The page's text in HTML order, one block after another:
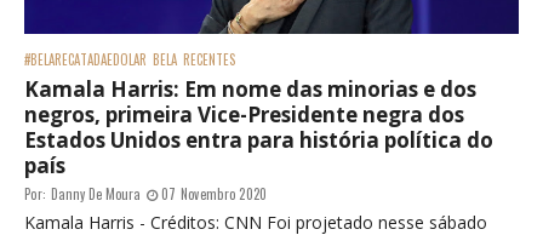
#BELARECATADAEDOLAR BELA RECENTES
Kamala Harris: Em nome das minorias e dos
negros, primeira Vice-Presidente negra dos
Estados Unidos entra para história política do
país
Por: Danny De Moura 07 Novembro 2020
Kamala Harris - Créditos: CNN Foi projetado nesse sábado